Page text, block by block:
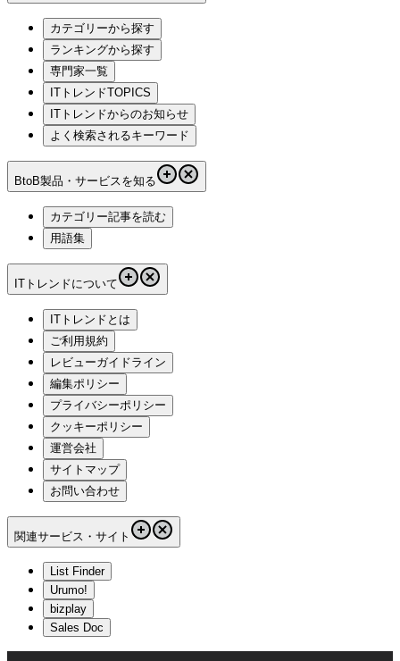
カテゴリーから探す
ランキングから探す
専門家一覧
ITトレンドTOPICS
ITトレンドからのお知らせ
よく検索されるキーワード
BtoB製品・サービスを知る
カテゴリー記事を読む
用語集
ITトレンドについて
ITトレンドとは
ご利用規約
レビューガイドライン
編集ポリシー
プライバシーポリシー
クッキーポリシー
運営会社
サイトマップ
お問い合わせ
関連サービス・サイト
List Finder
Urumo!
bizplay
Sales Doc